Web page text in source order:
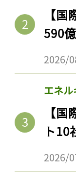
【
590
2026/
エネ
【
ト10
2026/